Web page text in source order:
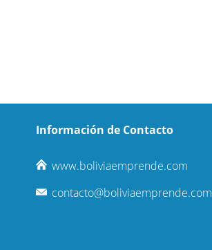
Información de Contacto
www.boliviaemprende.com
contacto@boliviaemprende.com